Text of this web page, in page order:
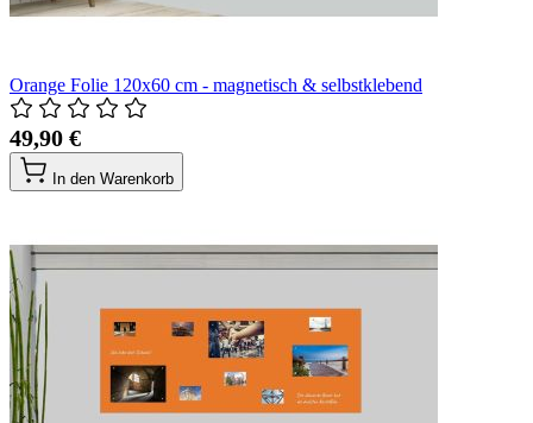
Orange Folie 120x60 cm - magnetisch & selbstklebend
49,90 €
In den Warenkorb